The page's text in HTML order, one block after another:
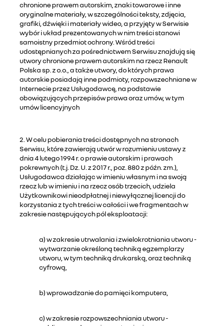
chronione prawem autorskim, znaki towarowe i inne
oryginalne materiały, w szczególności teksty, zdjęcia,
grafiki, dźwięki i materiały wideo, a przyjęty w Serwisie
wybór i układ prezentowanych w nim treści stanowi
samoistny przedmiot ochrony. Wśród treści
udostępnianych za pośrednictwem Serwisu znajdują się
utwory chronione prawem autorskim na rzecz Renault
Polska sp. z o.o., a także utwory, do których prawa
autorskie posiadają inne podmioty, rozpowszechniane w
Internecie przez Usługodawcę, na podstawie
obowiązujących przepisów prawa oraz umów, w tym
umów licencyjnych
2. W celu pobierania treści dostępnych na stronach
Serwisu, które zawierają utwór w rozumieniu ustawy z
dnia 4 lutego 1994 r. o prawie autorskim i prawach
pokrewnych (t.j. Dz. U. z 2017 r., poz. 880 z późn. zm.),
Usługodawca działając w imieniu własnym i na swoją
rzecz lub w imieniu i na rzecz osób trzecich, udziela
Użytkownikowi nieodpłatnej i niewyłącznej licencji do
korzystania z tych treści w całości i we fragmentach w
zakresie następujących pól eksploatacji:
a) w zakresie utrwalania i zwielokrotniania utworu -
wytwarzanie określoną techniką egzemplarzy
utworu, w tym techniką drukarską, oraz techniką
cyfrową,
b) wprowadzanie do pamięci komputera,
c) w zakresie rozpowszechniania utworu -